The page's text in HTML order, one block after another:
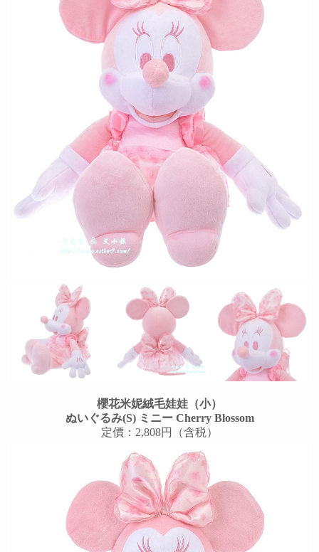
櫻花米妮絨毛娃娃（小）
ぬいぐるみ(S) ミニー Cherry Blossom
定價：2,808円（含税）